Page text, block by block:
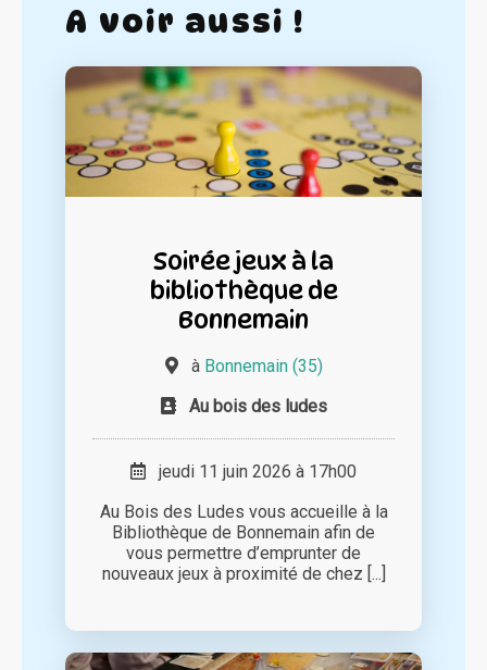
A voir aussi !
Soirée jeux à la
bibliothèque de
Bonnemain
à Bonnemain (35)
Au bois des ludes
jeudi 11 juin 2026 à 17h00
Au Bois des Ludes vous accueille à la
Bibliothèque de Bonnemain afin de
vous permettre d’emprunter de
nouveaux jeux à proximité de chez [...]